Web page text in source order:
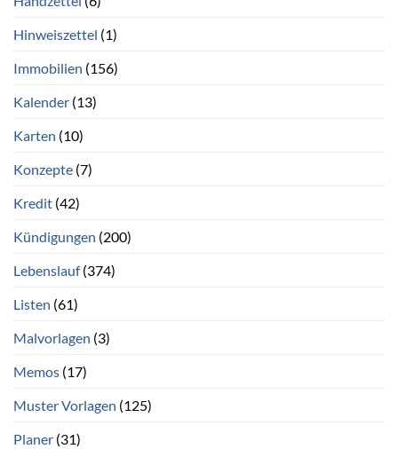
Hinweiszettel (1)
Immobilien (156)
Kalender (13)
Karten (10)
Konzepte (7)
Kredit (42)
Kündigungen (200)
Lebenslauf(374)
Listen (61)
Malvorlagen (3)
Memos (17)
Muster Vorlagen (125)
Planer (31)